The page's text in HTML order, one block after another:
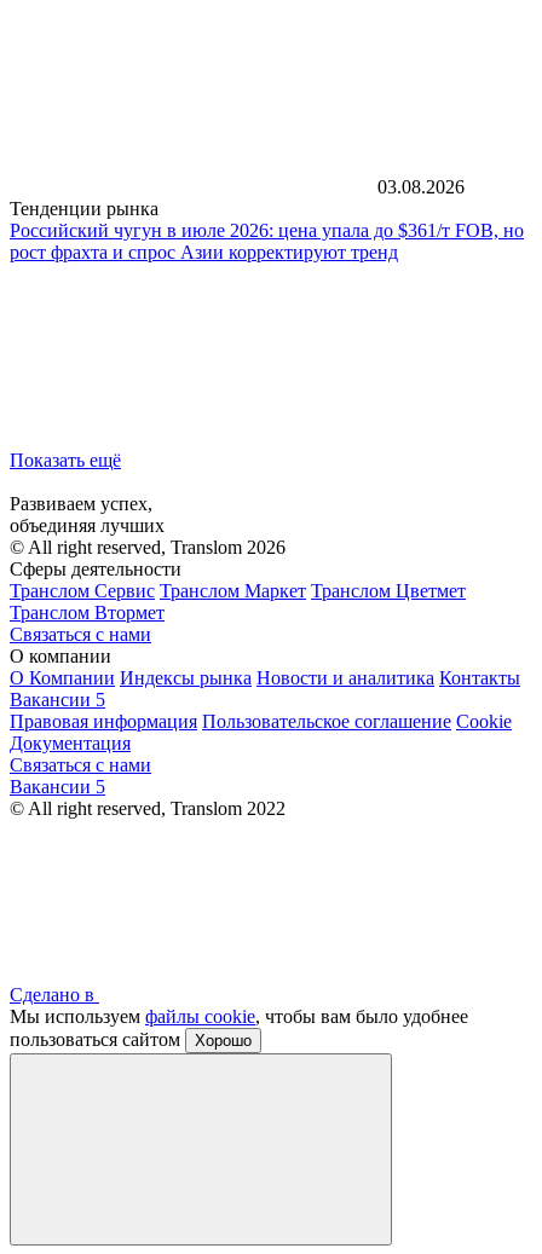
03.08.2026
Тенденции рынка
Российский чугун в июле 2026: цена упала до $361/т FOB, но
рост фрахта и спрос Азии корректируют тренд
Показать ещё
Развиваем успех,
объединяя лучших
© All right reserved, Translom 2026
Сферы деятельности
Транслом Сервис Транслом Маркет Транслом Цветмет
Транслом Втормет
Связаться с нами
О компании
О Компании Индексы рынка Новости и аналитика Контакты
Вакансии 5
Правовая информация Пользовательское соглашение Cookie
Документация
Связаться с нами
Вакансии 5
© All right reserved, Translom 2022
Сделано в
Мы используем файлы cookie, чтобы вам было удобнее
пользоваться сайтом
Хорошо